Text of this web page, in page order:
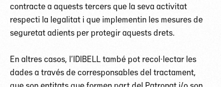
contracte a aquests tercers que la seva activitat
respecti la legalitat i que implementin les mesures de
seguretat adients per protegir aquests drets.
En altres casos, l’IDIBELL també pot recol·lectar les
dades a través de corresponsables del tractament,